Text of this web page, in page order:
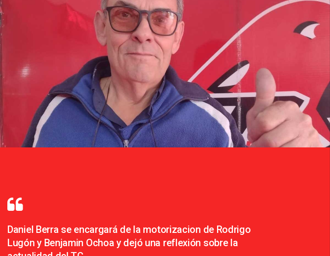
Daniel Berra se encargará de la motorizacion de Rodrigo
Lugón y Benjamin Ochoa y dejó una reflexión sobre la